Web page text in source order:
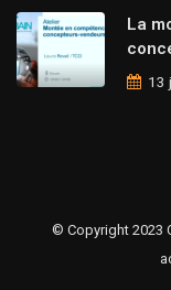
La
13
© Copyright 2023